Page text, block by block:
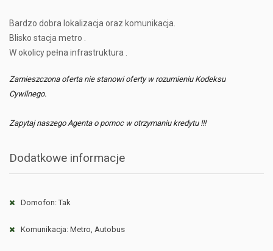
Bardzo dobra lokalizacja oraz komunikacja.
Blisko stacja metro .
W okolicy pełna infrastruktura .
Zamieszczona oferta nie stanowi oferty w rozumieniu Kodeksu
Cywilnego.
Zapytaj naszego Agenta o pomoc w otrzymaniu kredytu !!!
Dodatkowe informacje
Domofon: Tak
Komunikacja: Metro, Autobus